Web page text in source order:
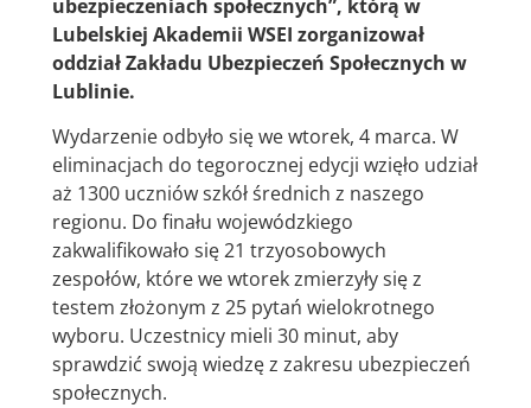
ubezpieczeniach społecznych”, którą w
Lubelskiej Akademii WSEI zorganizował
oddział Zakładu Ubezpieczeń Społecznych w
Lublinie.
Wydarzenie odbyło się we wtorek, 4 marca. W
eliminacjach do tegorocznej edycji wzięło udział
aż 1300 uczniów szkół średnich z naszego
regionu. Do finału wojewódzkiego
zakwalifikowało się 21 trzyosobowych
zespołów, które we wtorek zmierzyły się z
testem złożonym z 25 pytań wielokrotnego
wyboru. Uczestnicy mieli 30 minut, aby
sprawdzić swoją wiedzę z zakresu ubezpieczeń
społecznych.